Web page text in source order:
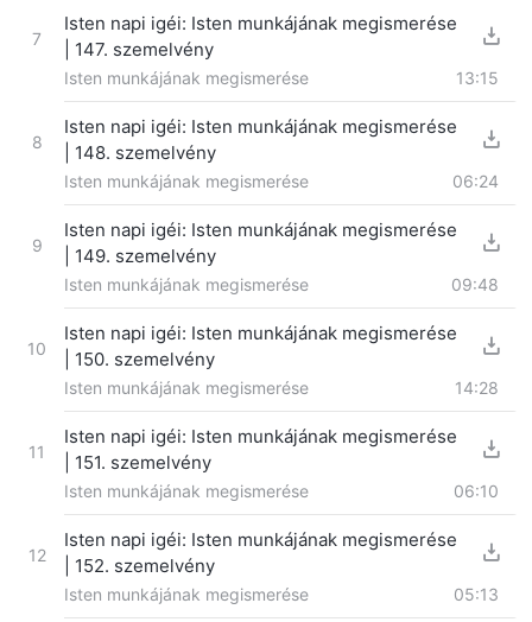
7
Isten napi igéi: Isten munkájának megismerése
| 147. szemelvény
Isten munkájának megismerése 13:15
8
Isten napi igéi: Isten munkájának megismerése
| 148. szemelvény
Isten munkájának megismerése 06:24
9
Isten napi igéi: Isten munkájának megismerése
| 149. szemelvény
Isten munkájának megismerése 09:48
10
Isten napi igéi: Isten munkájának megismerése
| 150. szemelvény
Isten munkájának megismerése 14:28
11
Isten napi igéi: Isten munkájának megismerése
| 151. szemelvény
Isten munkájának megismerése 06:10
12
Isten napi igéi: Isten munkájának megismerése
| 152. szemelvény
Isten munkájának megismerése 05:13